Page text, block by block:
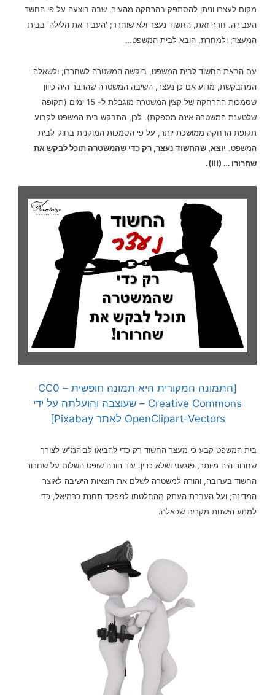
מקום לעצרו וניתן להסתפק בהרחקה מהעיר, שבה בוצעה על פי החשד
העבירה. חרף זאת, החשוד נעצר ולא שוחרר; 'העביר את הלילה' בבית
המעצר; ולמחרת, הובא לבית המשפט…
עם הבאת החשוד לבית המשפט, ביקשה המשטרה לשחררו; ולשאלה
המתבקשת, מדוע אם כן נעצר, השיבה המשטרה שהדבר היה כיוון
שסמכות ההרחקה של קצין המשטרה מוגבלת ל- 15 ימים (תקופה
שלטענת המשטרה אינה מספקת). לכן, התבקש בית המשפט לקבוע
תקופת הרחקה ממושכת יותר, על פי הסמכות המוקנית בחוק לבית
המשפט. יוצא, שהחשוד נעצר, רק כדי שהמשטרה תוכל לבקש את
שחרורו … (!!!).
[התמונה המקורית היא תמונה חופשית – CC0
Creative Commons – שעוצבה והועלתה על ידי
OpenClipart-Vectors לאתר Pixabay]
בית המשפט קבע כי מעצר החשוד רק כדי להביאו לביהמ"ש לצורך
שחרור היה מיותר, פוגעני ושלא כדין. עוד הורה שופט השלום על שחרור
החשוד בערובה, והורה למשטרה לשלם את הוצאות הישיבה לאוצר
המדינה; ועל העברת העתק מהחלטתו למפקד תחנת כרמיאל, כדי
למנוע הישנות מקרים שכאלה.